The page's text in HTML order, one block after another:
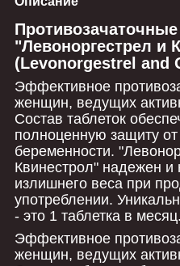
Противозачаточные
"Левоноргестрел и
(Levonorgestrel and
Эффективное
женщин, ведущих
Состав таблеток
полноценную защиту от
беременности.
Квинестрол" надежен и
излишнего веса при
употреблении.
- это 1 таблетка в месяц.
Эффективное
женщин, ведущих